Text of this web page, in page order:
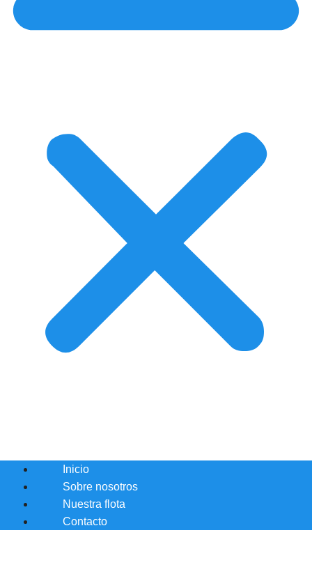
Inicio
Sobre nosotros
Nuestra flota
Contacto